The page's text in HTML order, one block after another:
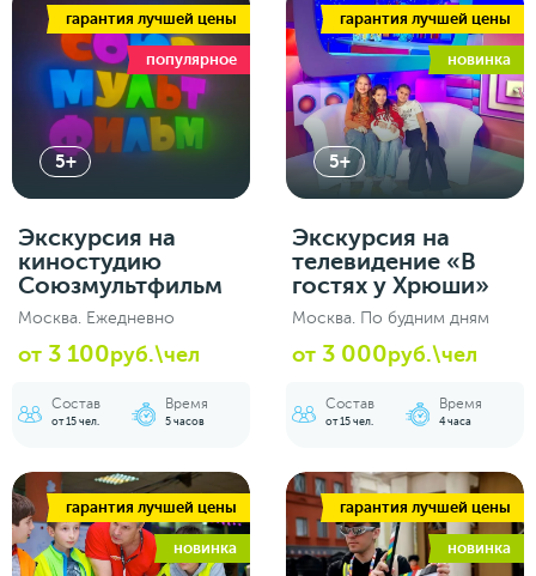
гарантия лучшей цены
популярное
5+
Экскурсия на
киностудию
Союзмультфильм
Москва. Ежедневно
от 3 100руб.\чел
Состав
от 15 чел.
Время
5 часов
гарантия лучшей цены
новинка
5+
Экскурсия на
телевидение «В
гостях у Хрюши»
Москва. По будним дням
от 3 000руб.\чел
Состав
от 15 чел.
Время
4 часа
гарантия лучшей цены
новинка
гарантия лучшей цены
новинка